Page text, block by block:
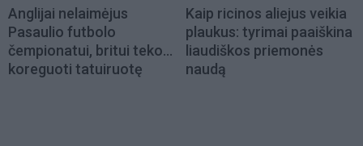
Anglijai nelaimėjus
Pasaulio futbolo
čempionatui, britui teko...
koreguoti tatuiruotę
Kaip ricinos aliejus veikia
plaukus: tyrimai paaiškina
liaudiškos priemonės
naudą